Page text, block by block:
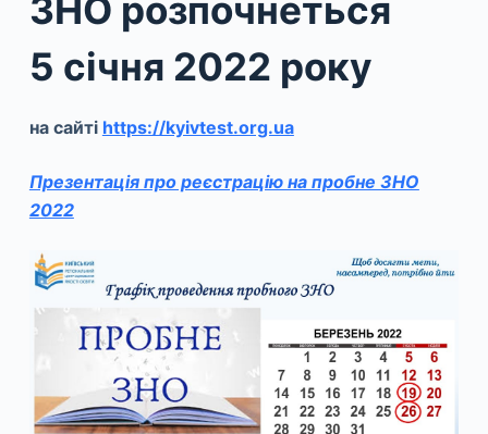
д
т
у
ЗНО розпочнеться
5 січня 2022 року
на сайті https://kyivtest.org.ua
Презентація про реєстрацію на пробне ЗНО
2022